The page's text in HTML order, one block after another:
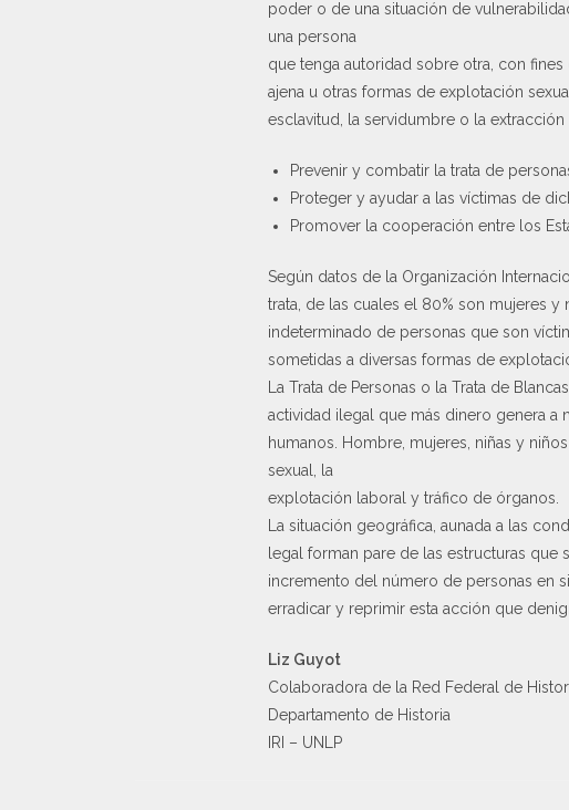
poder o de una situación de
una persona
que tenga autoridad sobre otra, con
ajena u otras formas de explotación
esclavitud, la servidumbre o la
Prevenir y combatir la trata de
Proteger y ayudar a las víctimas de
Promover la cooperación entre los
Según datos de la Organización
trata, de las cuales el 80% son mujeres
indeterminado de personas que son
sometidas a diversas formas de
La Trata de Personas o la Trata de
actividad ilegal que más dinero genera a
humanos. Hombre, mujeres, niñas y
sexual, la
explotación laboral y tráfico de órganos.
La situación geográfica, aunada a las
legal forman pare de las estructuras
incremento del número de personas en
erradicar y reprimir esta acción que
Liz Guyot
Colaboradora de la Red Federal de
Departamento de Historia
IRI – UNLP